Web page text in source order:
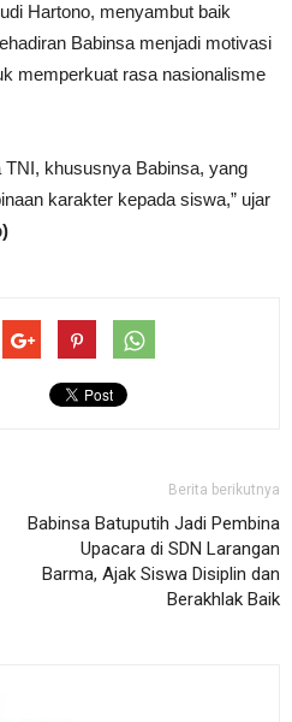
Hartono, menyambut baik
Babinsa menjadi motivasi
memperkuat rasa nasionalisme
khususnya Babinsa, yang
karakter kepada siswa,” ujar
Berita berikutnya
Babinsa Batuputih Jadi Pembina
Upacara di SDN Larangan
Barma, Ajak Siswa Disiplin dan
Berakhlak Baik